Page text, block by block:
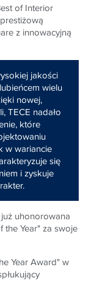
of Interior
z innowacyjną
jakości
wielu
nowej,
TECE nadało
które
w wariancie
się
i zyskuje
już uhonorowana
the Year" za swoje
Year Award" w